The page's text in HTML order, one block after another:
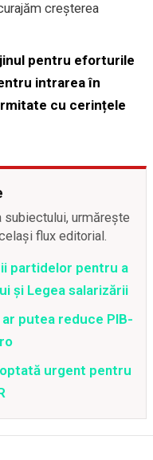
creșterea
pentru eforturile
intrarea în
cu cerințele
subiectului, urmărește
flux editorial.
partidelor pentru a
și Legea salarizării
putea reduce PIB-
urgent pentru